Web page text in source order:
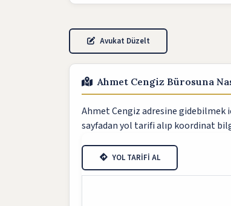
Avukat Düzelt
Ahmet Cengiz Bürosuna
Ahmet Cengiz adresine gidebilmek
sayfadan yol tarifi alıp koordinat
YOL TARİFİ AL